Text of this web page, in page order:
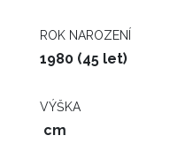
ROK NAROZENÍ
1980 (45 let)
VÝŠKA
cm